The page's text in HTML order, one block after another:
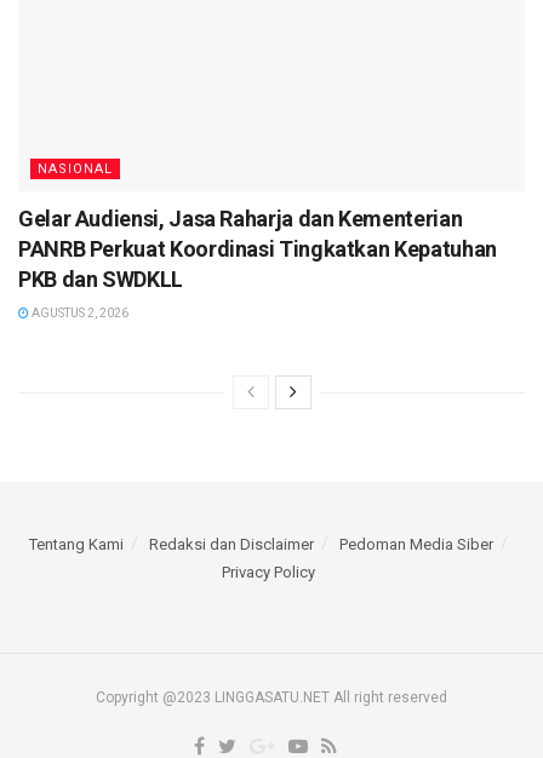
NASIONAL
Gelar Audiensi, Jasa Raharja dan Kementerian
PANRB Perkuat Koordinasi Tingkatkan Kepatuhan
PKB dan SWDKLL
AGUSTUS 2, 2026
Tentang Kami Redaksi dan Disclaimer
Pedoman Media Siber
Privacy Policy
Copyright @2023 LINGGASATU.NET All right reserved